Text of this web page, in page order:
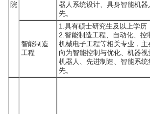
院
器人系统设计、具身智能机器
先。
智能制造
工程
1.具有硕士研究生及以上学历
2.智能制造工程、自动化、控
机械电子工程等相关专业，主
向为智能控制与优化、机器视
机器人、先进制造、智能系统
先。